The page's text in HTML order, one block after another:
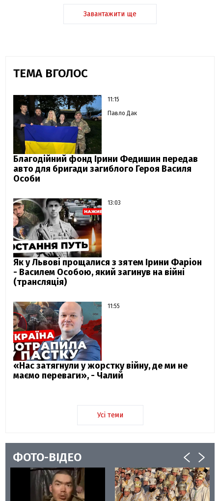
Завантажити ще
ТЕМА ВГОЛОС
11:15
Павло Дак
Благодійний фонд Ірини Федишин передав
авто для бригади загиблого Героя Василя
Особи
13:03
Як у Львові прощалися з зятем Ірини Фаріон
- Василем Особою, який загинув на війні
(трансляція)
11:55
«Нас затягнули у жорстку війну, де ми не
маємо переваги», - Чалий
Усі теми
ФОТО-ВІДЕО